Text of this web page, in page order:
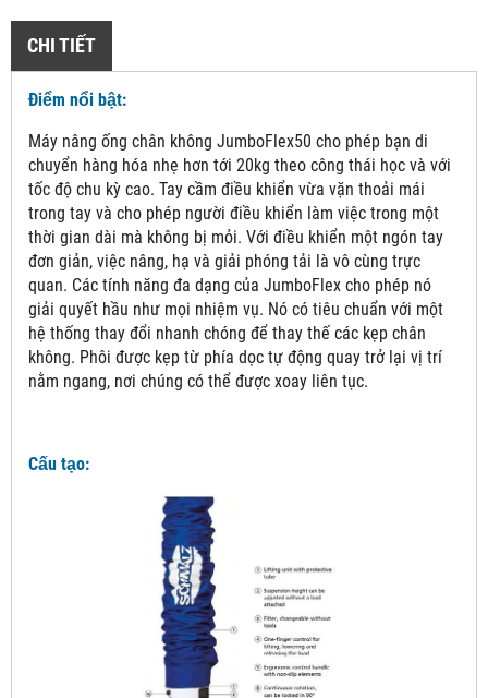
CHI TIẾT
Điểm nổi bật:
Máy nâng ống chân không JumboFlex50 cho phép bạn di
chuyển hàng hóa nhẹ hơn tới 20kg theo công thái học và với
tốc độ chu kỳ cao. Tay cầm điều khiển vừa vặn thoải mái
trong tay và cho phép người điều khiển làm việc trong một
thời gian dài mà không bị mỏi. Với điều khiển một ngón tay
đơn giản, việc nâng, hạ và giải phóng tải là vô cùng trực
quan. Các tính năng đa dạng của JumboFlex cho phép nó
giải quyết hầu như mọi nhiệm vụ. Nó có tiêu chuẩn với một
hệ thống thay đổi nhanh chóng để thay thế các kẹp chân
không. Phôi được kẹp từ phía dọc tự động quay trở lại vị trí
nằm ngang, nơi chúng có thể được xoay liên tục.
Cấu tạo: